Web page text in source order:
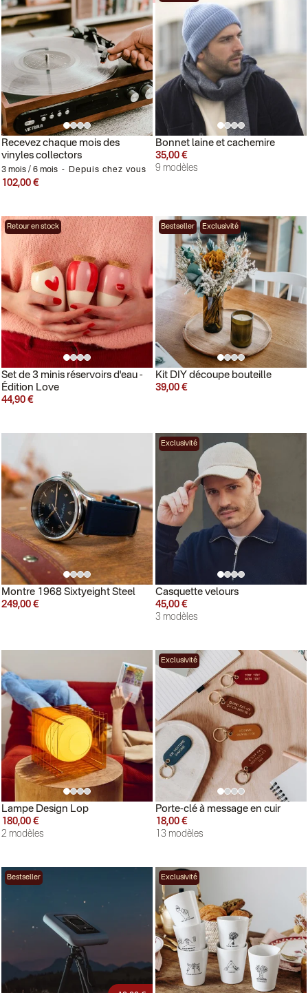
Recevez chaque mois des
vinyles collectors
3 mois / 6 mois Depuis chez vous
102,00 €
Bonnet laine et cachemire
35,00 €
9 modèles
Retour en stock
Set de 3 minis réservoirs d'eau -
Édition Love
44,90 €
Bestseller Exclusivité
Kit DIY découpe bouteille
39,00 €
Montre 1968 Sixtyeight Steel
249,00 €
Exclusivité
Casquette velours
45,00 €
3 modèles
Lampe Design Lop
180,00 €
2 modèles
Exclusivité
Porte-clé à message en cuir
18,00 €
13 modèles
Bestseller Exclusivité